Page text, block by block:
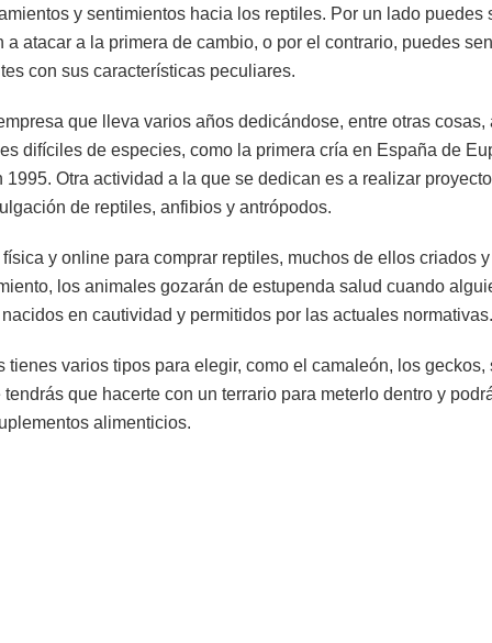
y sentimientos hacia los reptiles. Por un lado puedes
a atacar a la primera de cambio, o por el contrario, puedes
con sus características peculiares.
que lleva varios años dedicándose, entre otras cosas,
difíciles de especies, como la primera cría en España de
1995. Otra actividad a la que se dedican es a realizar
de reptiles, anfibios y antrópodos.
y online para comprar reptiles, muchos de ellos criados
los animales gozarán de estupenda salud cuando
en cautividad y permitidos por las actuales normativas.
tienes varios tipos para elegir, como el camaleón, los geckos,
que hacerte con un terrario para meterlo dentro y
alimenticios.